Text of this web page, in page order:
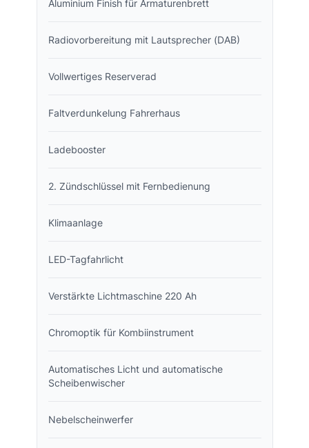
Aluminium Finish für Armaturenbrett
Radiovorbereitung mit Lautsprecher (DAB)
Vollwertiges Reserverad
Faltverdunkelung Fahrerhaus
Ladebooster
2. Zündschlüssel mit Fernbedienung
Klimaanlage
LED-Tagfahrlicht
Verstärkte Lichtmaschine 220 Ah
Chromoptik für Kombiinstrument
Automatisches Licht und automatische
Scheibenwischer
Nebelscheinwerfer